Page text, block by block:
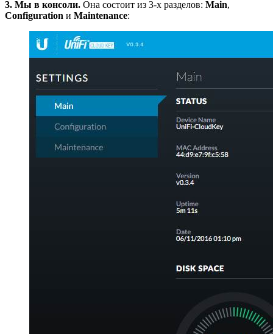
3. Мы в консоли. Она состоит из 3-х разделов: Main,
Configuration и Maintenance: